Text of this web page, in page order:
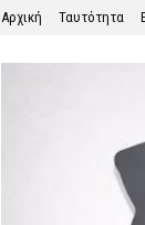
Αρχική Ταυτότητα